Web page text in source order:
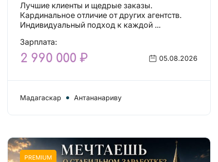
Лучшие клиенты и щедрые заказы.
Кардинальное отличие от других агентств.
Индивидуальный подход к каждой ...
Зарплата:
2 990 000 ₽ 05.08.2026
Мадагаскар Антананариву
PREMIUM